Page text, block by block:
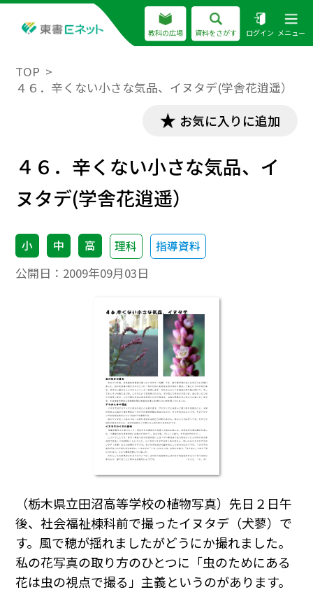
教科の広場 資料をさがす ログイン メニュー
TOP
４６．辛くない小さな気品、イヌタデ(学舎花逍遥）
お気に入りに追加
４６．辛くない小さな気品、イ
ヌタデ(学舎花逍遥）
小 中 高 理科 指導資料
公開日： 2009年09月03日
（栃木県立田沼高等学校の植物写真）先日２日午
後、社会福祉棟科前で撮ったイヌタデ（犬蓼）で
す。風で穂が揺れましたがどうにか撮れました。
私の花写真の取り方のひとつに「虫のためにある
花は虫の視点で撮る」主義というのがあります。